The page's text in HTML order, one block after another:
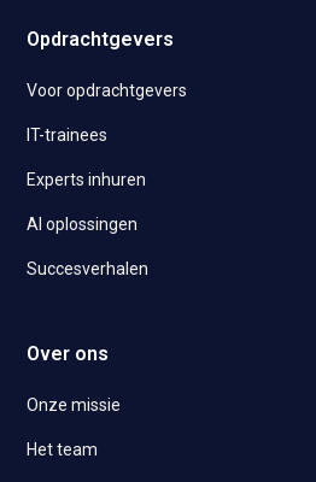
Opdrachtgevers
Voor opdrachtgevers
IT-trainees
Experts inhuren
AI oplossingen
Succesverhalen
Over ons
Onze missie
Het team